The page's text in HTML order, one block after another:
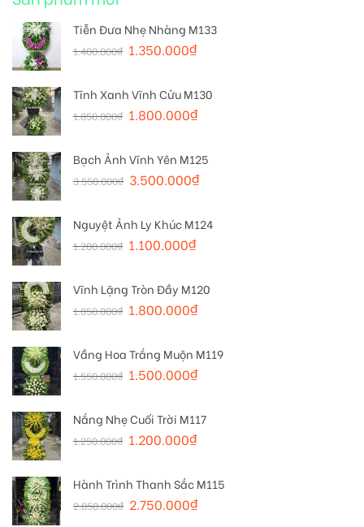
Tiễn Đưa Nhẹ Nhàng M133
1.400.000₫ 1.350.000₫
Tĩnh Xanh Vĩnh Cửu M130
1.850.000₫ 1.800.000₫
Bạch Ảnh Vĩnh Yên M125
3.550.000₫ 3.500.000₫
Nguyệt Ảnh Ly Khúc M124
1.200.000₫ 1.100.000₫
Vĩnh Lặng Tròn Đầy M120
1.850.000₫ 1.800.000₫
Vầng Hoa Trắng Muộn M119
1.550.000₫ 1.500.000₫
Nắng Nhẹ Cuối Trời M117
1.250.000₫ 1.200.000₫
Hành Trình Thanh Sắc M115
2.850.000₫ 2.750.000₫